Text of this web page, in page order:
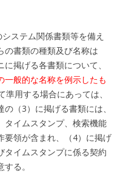
ステム関係書類等を備え
の書類の種類及び名称は
掲げる各書類について、
一般的な名称を例示したも
用する場合にあっては、
（3）に掲げる書類には、
タイムスタンプ、検索機能
要領が含まれ、（4）に掲げ
タイムスタンプに係る契約
る。